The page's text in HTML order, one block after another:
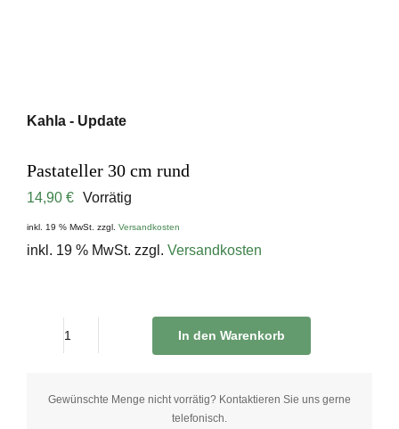
Kahla - Update
Pastateller 30 cm rund
14,90 € Vorrätig
inkl. 19 % MwSt. zzgl. Versandkosten
inkl. 19 % MwSt. zzgl. Versandkosten
cm
In den Warenkorb
Gewünschte Menge nicht vorrätig? Kontaktieren Sie uns gerne
telefonisch.